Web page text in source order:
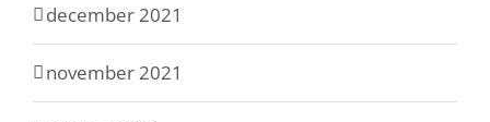
december 2021
november 2021